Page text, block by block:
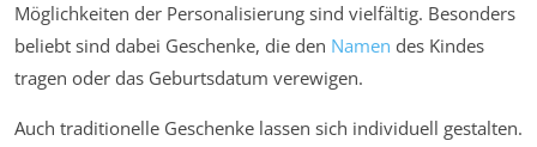
Möglichkeiten der Personalisierung sind vielfältig. Besonders
beliebt sind dabei Geschenke, die den Namen des Kindes
tragen oder das Geburtsdatum verewigen.
Auch traditionelle Geschenke lassen sich individuell gestalten.